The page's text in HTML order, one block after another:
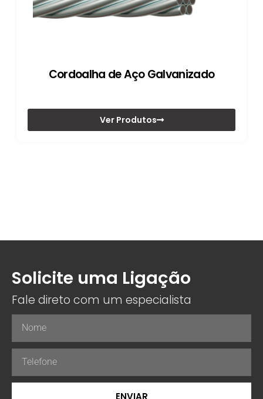
Cordoalha de Aço Galvanizado
Ver Produtos
Solicite uma Ligação
Fale direto com um especialista
ENVIAR